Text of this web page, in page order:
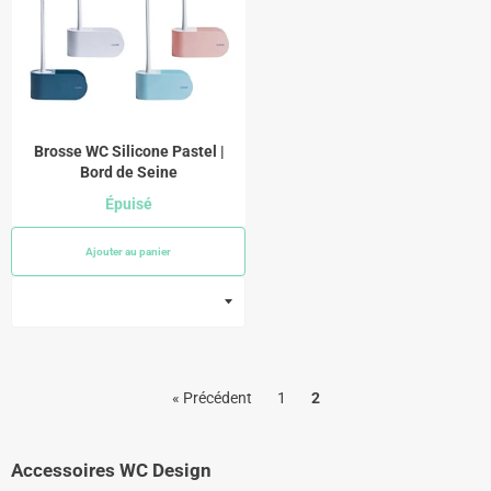
Brosse WC Silicone Pastel |
Bord de Seine
Épuisé
Ajouter au panier
« Précédent 1 2
Accessoires WC Design